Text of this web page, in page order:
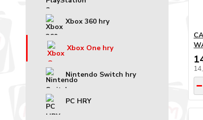
Xbox 360 hry
Xbox One hry
Nintendo Switch hry
PC HRY